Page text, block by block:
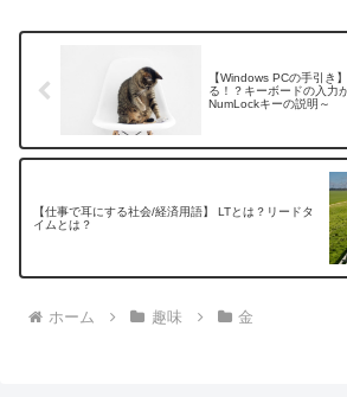
【Windows PCの手引き
る！？キーボードの入力
NumLockキーの説明～
【仕事で耳にする社会/経済用語】 LTとは？リードタ
イムとは？
ホーム 趣味 金